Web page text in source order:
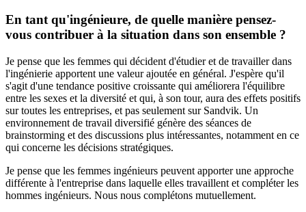
En tant qu'ingénieure, de quelle manière pensez-
vous contribuer à la situation dans son ensemble ?
Je pense que les femmes qui décident d'étudier et de travailler dans
l'ingénierie apportent une valeur ajoutée en général. J'espère qu'il
s'agit d'une tendance positive croissante qui améliorera l'équilibre
entre les sexes et la diversité et qui, à son tour, aura des effets positifs
sur toutes les entreprises, et pas seulement sur Sandvik. Un
environnement de travail diversifié génère des séances de
brainstorming et des discussions plus intéressantes, notamment en ce
qui concerne les décisions stratégiques.
Je pense que les femmes ingénieurs peuvent apporter une approche
différente à l'entreprise dans laquelle elles travaillent et compléter les
hommes ingénieurs. Nous nous complétons mutuellement.